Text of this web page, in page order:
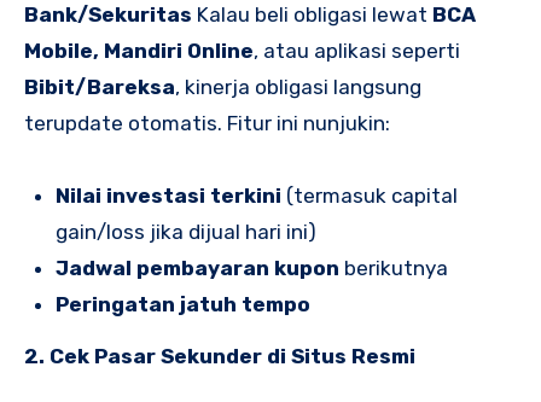
Bank/Sekuritas Kalau beli obligasi lewat BCA
Mobile, Mandiri Online, atau aplikasi seperti
Bibit/Bareksa, kinerja obligasi langsung
terupdate otomatis. Fitur ini nunjukin:
Nilai investasi terkini (termasuk capital
gain/loss jika dijual hari ini)
Jadwal pembayaran kupon berikutnya
Peringatan jatuh tempo
2. Cek Pasar Sekunder di Situs Resmi